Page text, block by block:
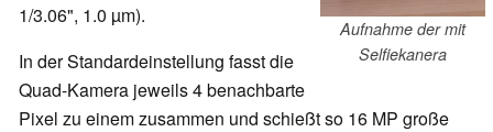
Aufnahme der mit
Selfiekanera
1/3.06", 1.0 µm).
In der Standardeinstellung fasst die
Quad-Kamera jeweils 4 benachbarte
Pixel zu einem zusammen und schießt so 16 MP große